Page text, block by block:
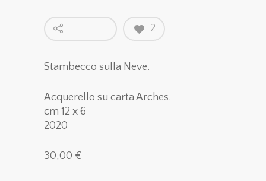
2
Stambecco sulla Neve.
Acquerello su carta Arches.
cm 12 x 6
2020
30,00 €